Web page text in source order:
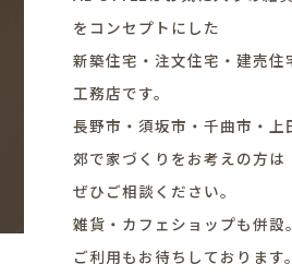
をコンセプトにした
新築住宅・注文住宅・建売住
工務店です。
長野市・須坂市・千曲市・上
郊で家づくりをお考えの方は
ぜひご相談ください。
雑貨・カフェショップも併設
ご利用もお待ちしております。